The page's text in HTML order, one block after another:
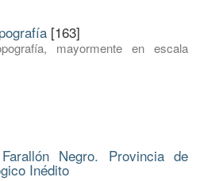
[163]
mayormente en escala
Negro. Provincia de
Inédito